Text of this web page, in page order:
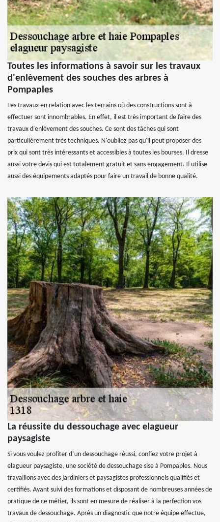
Toutes les informations à savoir sur les travaux
d'enlèvement des souches des arbres à
Pompaples
Les travaux en relation avec les terrains où des constructions sont à
effectuer sont innombrables. En effet, il est très important de faire des
travaux d'enlèvement des souches. Ce sont des tâches qui sont
particulièrement très techniques. N'oubliez pas qu'il peut proposer des
prix qui sont très intéressants et accessibles à toutes les bourses. Il dresse
aussi votre devis qui est totalement gratuit et sans engagement. Il utilise
aussi des équipements adaptés pour faire un travail de bonne qualité.
La réussite du dessouchage avec elagueur
paysagiste
Si vous voulez profiter d’un dessouchage réussi, confiez votre projet à
elagueur paysagiste, une société de dessouchage sise à Pompaples. Nous
travaillons avec des jardiniers et paysagistes professionnels qualifiés et
certifiés. Ayant suivi des formations et disposant de nombreuses années de
pratique de ce métier, ils sont en mesure de réaliser à la perfection vos
travaux de dessouchage. Après un diagnostic que notre équipe effectue,